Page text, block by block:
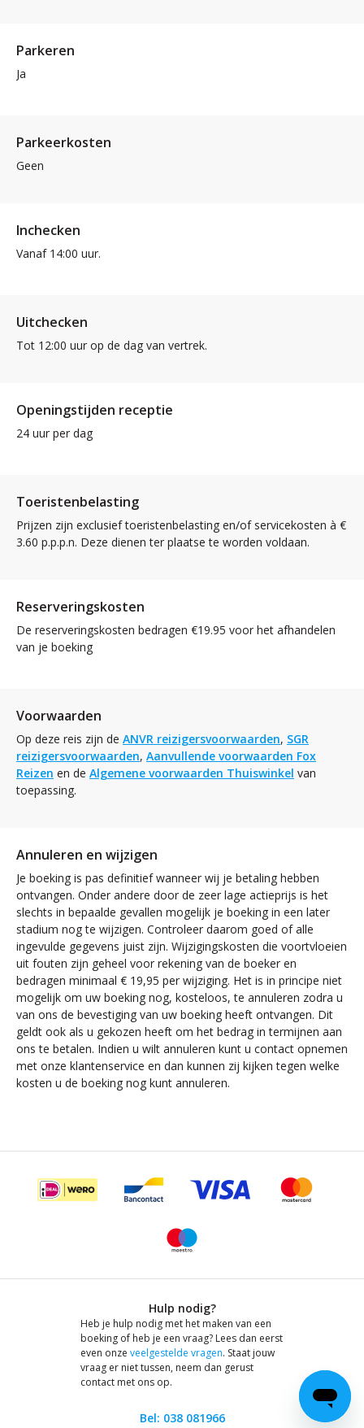
Parkeren
Ja
Parkeerkosten
Geen
Inchecken
Vanaf 14:00 uur.
Uitchecken
Tot 12:00 uur op de dag van vertrek.
Openingstijden receptie
24 uur per dag
Toeristenbelasting
Prijzen zijn exclusief toeristenbelasting en/of servicekosten à €
3.60 p.p.p.n. Deze dienen ter plaatse te worden voldaan.
Reserveringskosten
De reserveringskosten bedragen €19.95 voor het afhandelen
van je boeking
Voorwaarden
Op deze reis zijn de ANVR reizigersvoorwaarden, SGR
reizigersvoorwaarden, Aanvullende voorwaarden Fox
Reizen en de Algemene voorwaarden Thuiswinkel van
toepassing.
Annuleren en wijzigen
Je boeking is pas definitief wanneer wij je betaling hebben
ontvangen. Onder andere door de zeer lage actieprijs is het
slechts in bepaalde gevallen mogelijk je boeking in een later
stadium nog te wijzigen. Controleer daarom goed of alle
ingevulde gegevens juist zijn. Wijzigingskosten die voortvloeien
uit fouten zijn geheel voor rekening van de boeker en
bedragen minimaal € 19,95 per wijziging. Het is in principe niet
mogelijk om uw boeking nog, kosteloos, te annuleren zodra u
van ons de bevestiging van uw boeking heeft ontvangen. Dit
geldt ook als u gekozen heeft om het bedrag in termijnen aan
ons te betalen. Indien u wilt annuleren kunt u contact opnemen
met onze klantenservice en dan kunnen zij kijken tegen welke
kosten u de boeking nog kunt annuleren.
Hulp nodig?
Heb je hulp nodig met het maken van een
boeking of heb je een vraag? Lees dan eerst
even onze veelgestelde vragen. Staat jouw
vraag er niet tussen, neem dan gerust
contact met ons op.
Bel: 038 081966